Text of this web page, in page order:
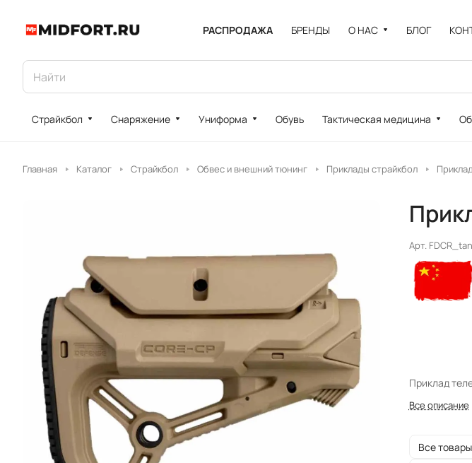
РАСПРОДАЖА БРЕНДЫ О НАС БЛОГ
Страйкбол Снаряжение Униформа Обувь Тактическая медицина
Главная Каталог Страйкбол Обвес и внешний тюнинг Приклады страйкбол
Арт. FDCR_tan
Приклад
Все описание
Все